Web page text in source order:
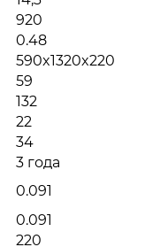
920
0.48
590x1320x220
59
132
22
34
3 года
0.091
0.091
220